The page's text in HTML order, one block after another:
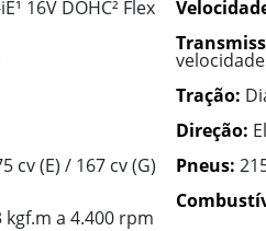
16V DOHC² Flex
cv (E) / 167 cv (G)
kgf.m a 4.400 rpm
Tração:
Direção:
Pneus: